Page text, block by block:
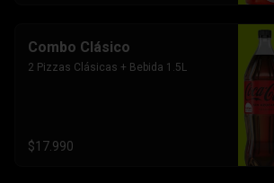
Combo Clásico
2 Pizzas Clásicas + Bebida 1.5L
$17.990